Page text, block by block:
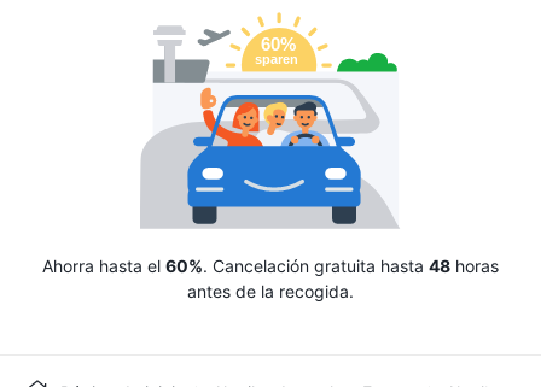
Ahorra hasta el 60%. Cancelación gratuita hasta 48 horas
antes de la recogida.